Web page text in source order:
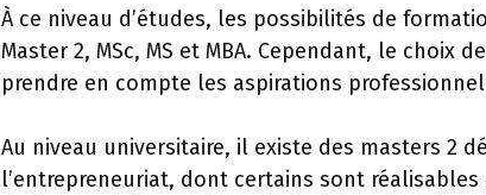
À ce niveau d’études, les possibilités de
Master 2, MSc, MS et MBA. Cependant, le choix de
prendre en compte les aspirations
Au niveau universitaire, il existe des masters 2
l’entrepreneuriat, dont certains sont